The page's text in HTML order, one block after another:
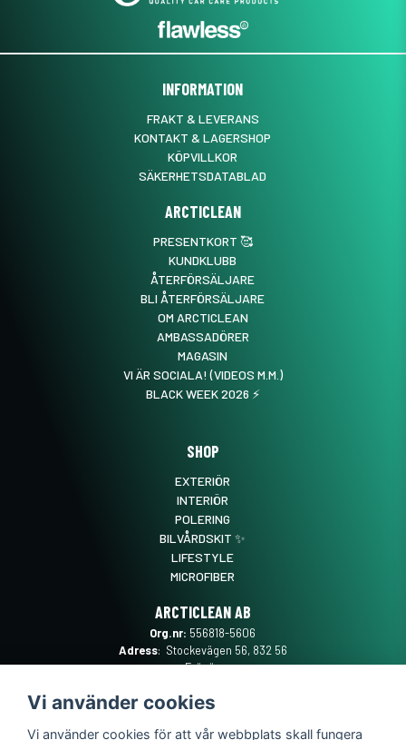
INFORMATION
FRAKT & LEVERANS
KONTAKT & LAGERSHOP
KÖPVILLKOR
SÄKERHETSDATABLAD
ARCTICLEAN
PRESENTKORT 🥰
KUNDKLUBB
ÅTERFÖRSÄLJARE
BLI ÅTERFÖRSÄLJARE
OM ARCTICLEAN
AMBASSADÖRER
MAGASIN
VI ÄR SOCIALA! (VIDEOS M.M.)
BLACK WEEK 2026 ⚡️
SHOP
EXTERIÖR
INTERIÖR
POLERING
BILVÅRDSKIT ✨
LIFESTYLE
MICROFIBER
ARCTICLEAN AB
Org.nr: 556818-5606
Adress: Stockevägen 56, 832 56
Frösön
Telefon:0101889555
Vi använder cookies
Vi använder cookies för att vår webbplats skall fungera